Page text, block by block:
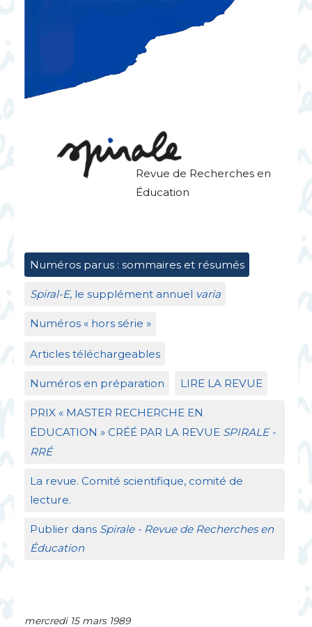
Revue de Recherches en
Éducation
Numéros parus : sommaires et résumés
Spiral-E, le supplément annuel varia
Numéros « hors série »
Articles téléchargeables
Numéros en préparation LIRE LA REVUE
PRIX« MASTER RECHERCHE EN
ÉDUCATION » CRÉÉ PAR LA REVUE SPIRALE-
RRÉ
La revue. Comité scientifique, comité de
lecture.
Publier dans Spirale - Revue de Recherches en
Éducation
mercredi 15 mars 1989